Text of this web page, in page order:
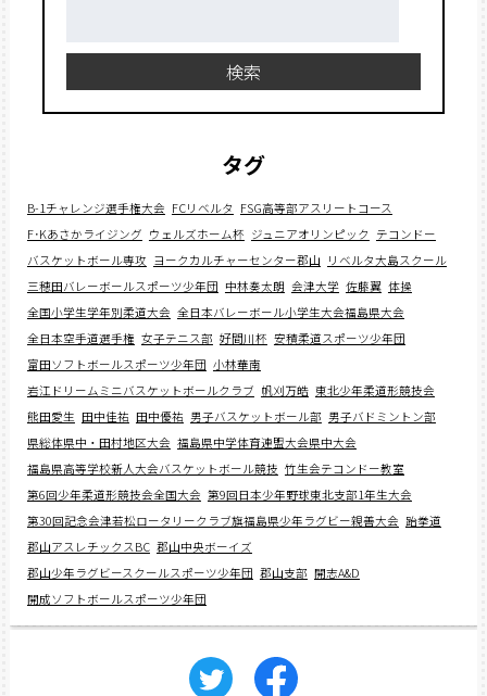
検索
タグ
B-1チャレンジ選手権大会 FCリベルタ FSG高等部アスリートコース
F･Kあさかライジング ウェルズホーム杯 ジュニアオリンピック テコンドー
バスケットボール専攻 ヨークカルチャーセンター郡山 リベルタ大島スクール
三穂田バレーボールスポーツ少年団 中林奏太朗 会津大学 佐藤翼 体操
全国小学生学年別柔道大会 全日本バレーボール小学生大会福島県大会
全日本空手道選手権 女子テニス部 好間川杯 安積柔道スポーツ少年団
富田ソフトボールスポーツ少年団 小林華南
岩江ドリームミニバスケットボールクラブ 帆刈万皓 東北少年柔道形競技会
熊田愛生 田中佳祐 田中優祐 男子バスケットボール部 男子バドミントン部
県総体県中・田村地区大会 福島県中学体育連盟大会県中大会
福島県高等学校新人大会バスケットボール競技 竹生会テコンドー教室
第6回少年柔道形競技会全国大会 第9回日本少年野球東北支部1年生大会
第30回記念会津若松ロータリークラブ旗福島県少年ラグビー親善大会 跆拳道
郡山アスレチックスBC 郡山中央ボーイズ
郡山少年ラグビースクールスポーツ少年団 郡山支部 開志A&D
開成ソフトボールスポーツ少年団